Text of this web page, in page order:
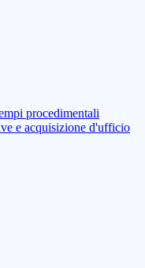
procedimentali
e acquisizione d'ufficio